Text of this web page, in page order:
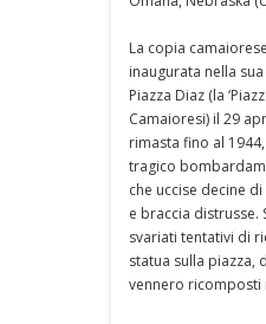
La copia
inaugurata nella
Piazza Diaz (la
Camaioresi) il 29
rimasta fino al
tragico
che uccise decine
e braccia distrusse.
svariati tentativi di
statua sulla piazza,
vennero ricomposti